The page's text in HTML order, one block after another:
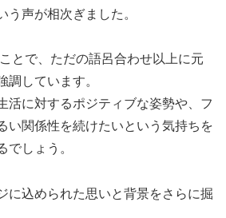
う声が相次ぎました。
とで、ただの語呂合わせ以上に元
調しています。
活に対するポジティブな姿勢や、フ
い関係性を続けたいという気持ちを
でしょう。
に込められた思いと背景をさらに掘